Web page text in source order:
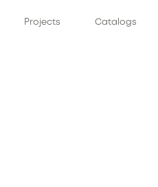
Projects Catalogs